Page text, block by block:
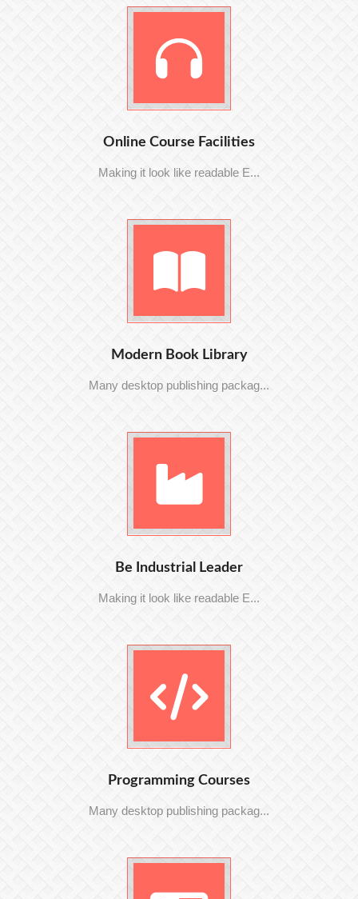
Online Course Facilities
Making it look like readable E...
Modern Book Library
Many desktop publishing packag...
Be Industrial Leader
Making it look like readable E...
Programming Courses
Many desktop publishing packag...